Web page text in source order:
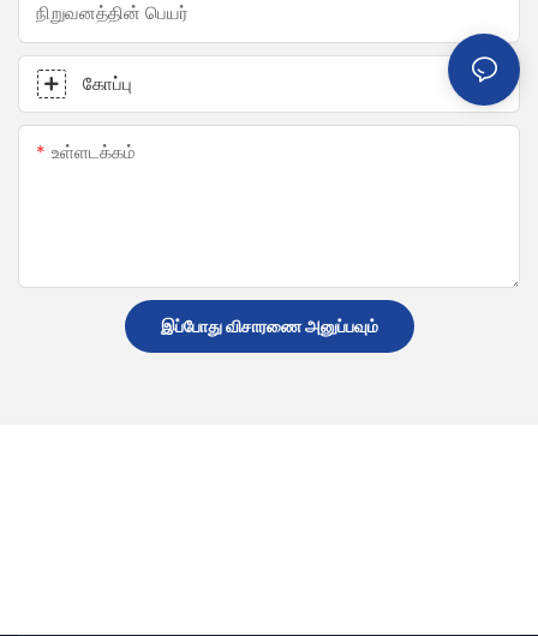
நிறுவனத்தின் பெயர்
கோப்பு
உள்ளடக்கம்
இப்போது விசாரணை அனுப்பவும்